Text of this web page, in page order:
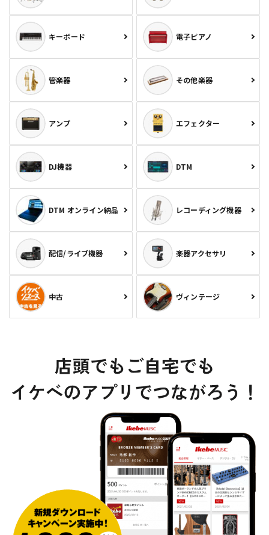
キーボード 電子ピアノ
管楽器 その他楽器
アンプ エフェクター
DJ機器 DTM
DTM オンライン納品 レコーディング機器
配信/ライブ機器 楽器アクセサリ
中古 ヴィンテージ